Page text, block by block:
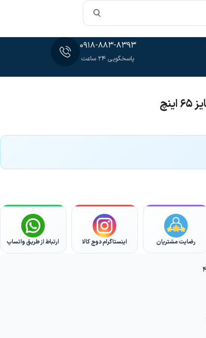
0918-883-8393
پاسخگویی 24 ساعت
رضایت مشتریان اینستاگرام دوج کالا ارتباط از طریق واتساپ